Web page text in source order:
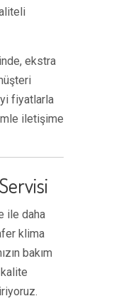
ekstra
fiyatlarla
iletişime
ile daha
klima
bakım